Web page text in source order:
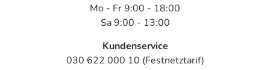
Was ist mit Schwangerschaft und Stillzeit?
- Stillzeit: Von einer Anwendung wird nach derzeitigen
Mo - Fr 9:00 - 18:00
Sa 9:00 - 13:00
Kundenservice
030 622 000 10 (Festnetztarif)